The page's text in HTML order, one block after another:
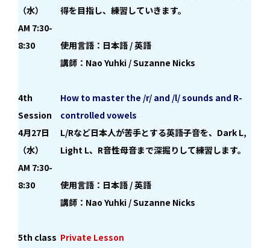
（水）
AM 7:30-
8:30
得を目指し、練習していきます。
使用言語：日本語 / 英語
講師：Nao Yuhki / Suzanne Nicks
4th
Session
4月27日
（水）
AM 7:30-
8:30
How to master the /r/ and /l/ sounds and R-
controlled vowels
L/Rなど日本人が苦手とする英語子音を、Dark L,
Light L、R音性母音まで深掘りして練習します。
使用言語：日本語 / 英語
講師：Nao Yuhki / Suzanne Nicks
5th class Private Lesson